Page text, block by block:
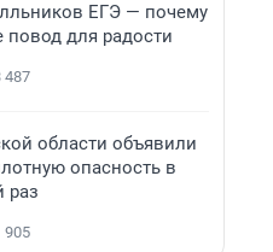
ЕГЭ — почему
повод для радости
487
области объявили
опасность в
раз
905